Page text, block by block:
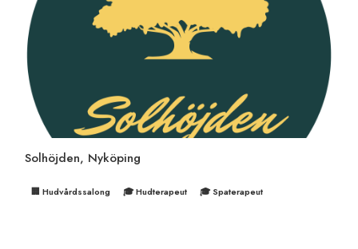
Solhöjden, Nyköping
🏢 Hudvårdssalong 🎓 Hudterapeut 🎓 Spaterapeut